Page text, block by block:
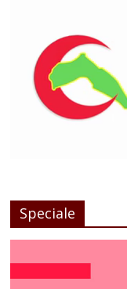
Speciale